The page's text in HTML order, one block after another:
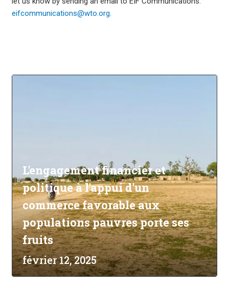
eifcommunications@wto.org.
L'engagement financier et
politique à l'appui d'un
commerce favorable aux
populations pauvres porte ses
fruits
février 12, 2025